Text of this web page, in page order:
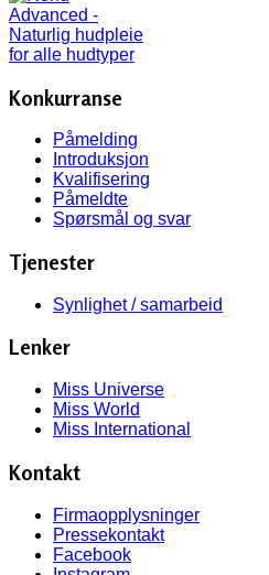
Konkurranse
Påmelding
Introduksjon
Kvalifisering
Påmeldte
Spørsmål og svar
Tjenester
Synlighet / samarbeid
Lenker
Miss Universe
Miss World
Miss International
Kontakt
Firmaopplysninger
Pressekontakt
Facebook